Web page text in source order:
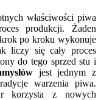
właściwości piwa
produkcji. Żaden
po kroku wykonuje
liczy się cały proces
do tego sprzed stu i
jest jednym z
warzenia piwa.
korzysta z nowych